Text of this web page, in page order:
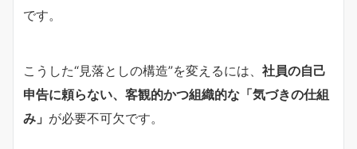
です。
こうした“見落としの構造”を変えるには、 社員の自己
申告に頼らない、客観的かつ組織的な「気づきの仕組
み」 が必要不可欠です。